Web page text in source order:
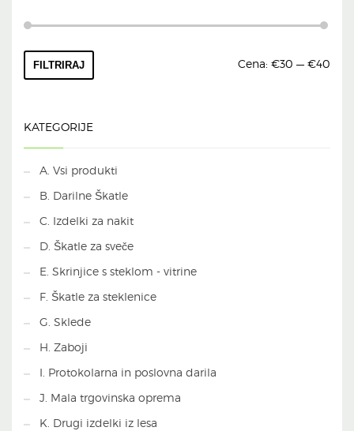
FILTRIRAJ Cena: €30 — €40
KATEGORIJE
A. Vsi produkti
B. Darilne Škatle
C. Izdelki za nakit
D. Škatle za sveče
E. Skrinjice s steklom - vitrine
F. Škatle za steklenice
G. Sklede
H. Zaboji
I. Protokolarna in poslovna darila
J. Mala trgovinska oprema
K. Drugi izdelki iz lesa